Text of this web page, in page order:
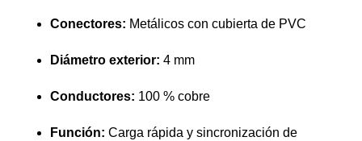
Conectores: Metálicos con cubierta de PVC
Diámetro exterior: 4 mm
Conductores: 100 % cobre
Función: Carga rápida y sincronización de